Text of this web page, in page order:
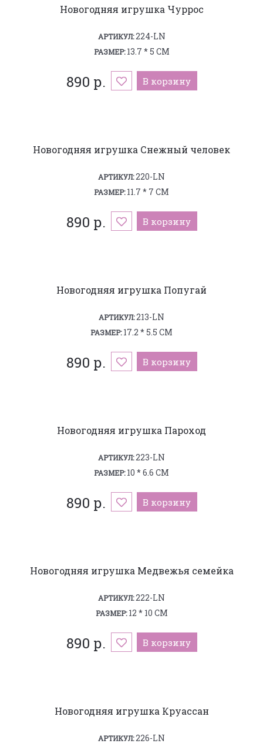
Новогодняя игрушка Чуррос
АРТИКУЛ:224-LN
РАЗМЕР:13.7 * 5 СМ
890 р. В корзину
Новогодняя игрушка Снежный человек
АРТИКУЛ:220-LN
РАЗМЕР:11.7 * 7 СМ
890 р. В корзину
Новогодняя игрушка Попугай
АРТИКУЛ:213-LN
РАЗМЕР:17.2 * 5.5 СМ
890 р. В корзину
Новогодняя игрушка Пароход
АРТИКУЛ:223-LN
РАЗМЕР:10 * 6.6 СМ
890 р. В корзину
Новогодняя игрушка Медвежья семейка
АРТИКУЛ:222-LN
РАЗМЕР:12 * 10 СМ
890 р. В корзину
Новогодняя игрушка Круассан
АРТИКУЛ:226-LN